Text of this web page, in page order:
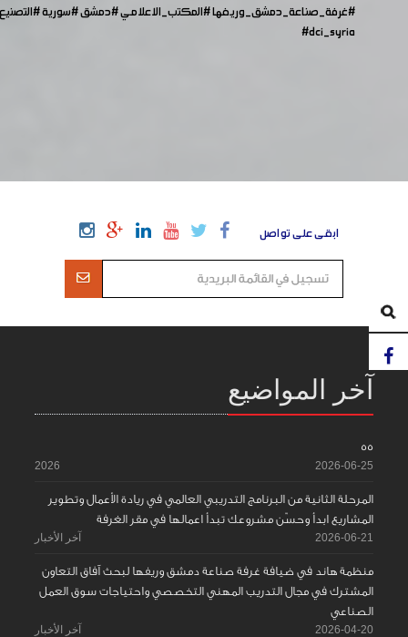
#غرفة_صناعة_دمشق_وريفها#المكتب_الاعلامي#دمشق#سورية
#dci_syria
ابقى على تواصل
آخر المواضيع
55
2026-06-25
2026
المرحلة الثانية من البرنامج التدريبي العالمي في ريادة الأعمال وتطوير
المشاريع ابدأ وحسّن مشروعك تبدأ اعمالها في مقر الغرفة
2026-06-21 آخر الأخبار
منظمة هاند في ضيافة غرفة صناعة دمشق وريفها لبحث آفاق التعاون
المشترك في مجال التدريب المهني التخصصي واحتياجات سوق العمل
الصناعي
2026-04-20 آخر الأخبار